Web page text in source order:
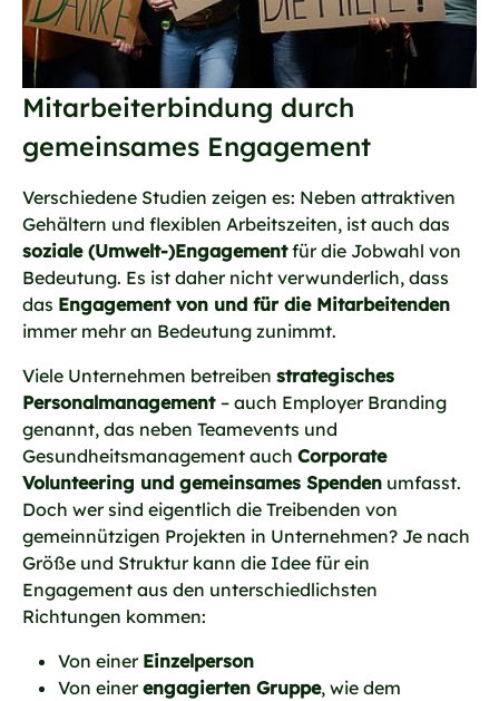
Mitarbeiterbindung durch
gemeinsames Engagement
Verschiedene Studien zeigen es: Neben attraktiven
Gehältern und flexiblen Arbeitszeiten, ist auch das
soziale (Umwelt-)Engagementfür die Jobwahl von
Bedeutung. Es ist daher nicht verwunderlich, dass
das Engagement von und für die Mitarbeitenden
immer mehr an Bedeutung zunimmt.
Viele Unternehmen betreiben strategisches
Personalmanagement – auch Employer Branding
genannt, das neben Teamevents und
Gesundheitsmanagement auch Corporate
Volunteering und gemeinsames Spenden umfasst.
Doch wer sind eigentlich die Treibenden von
gemeinnützigen Projekten in Unternehmen? Je nach
Größe und Struktur kann die Idee für ein
Engagement aus den unterschiedlichsten
Richtungen kommen:
Von einer Einzelperson
Von einerengagierten Gruppe, wie dem